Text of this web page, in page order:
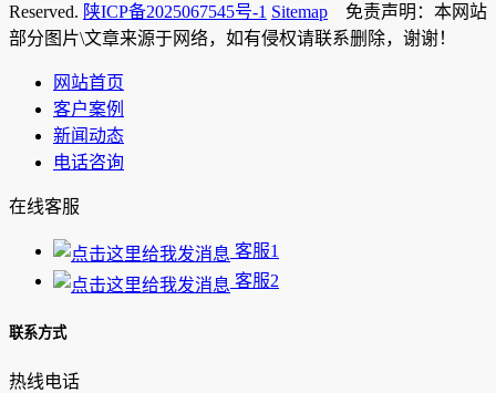
Reserved. 陕ICP备2025067545号-1 Sitemap 免责声明：本网站
部分图片\文章来源于网络，如有侵权请联系删除，谢谢！
网站首页
客户案例
新闻动态
电话咨询
在线客服
客服1
客服2
联系方式
热线电话